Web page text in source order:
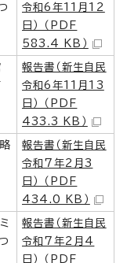
令和6年11月12
日） （PDF
583.4 KB）
報告書（新生自民
令和6年11月13
日） （PDF
433.3 KB）
報告書（新生自民
令和7年2月3
日） （PDF
434.0 KB）
報告書（新生自民
令和7年2月4
日） （PDF